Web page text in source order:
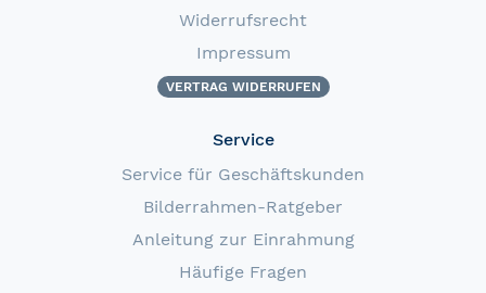
Widerrufsrecht
Impressum
VERTRAG WIDERRUFEN
Service
Service für Geschäftskunden
Bilderrahmen-Ratgeber
Anleitung zur Einrahmung
Häufige Fragen